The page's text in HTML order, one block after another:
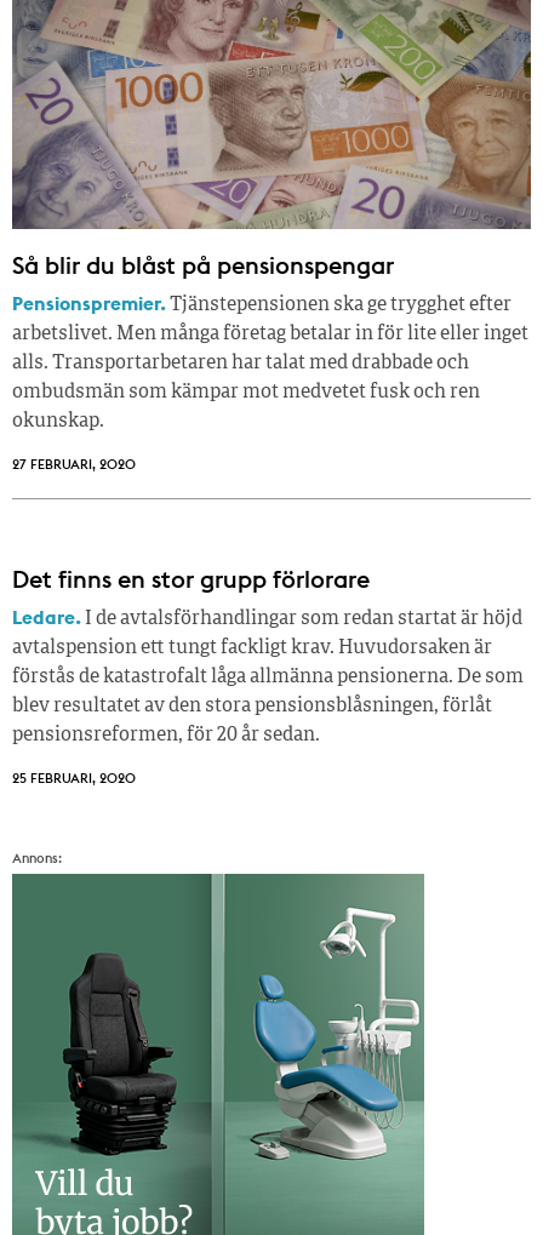
Så blir du blåst på pensionspengar
Pensionspremier.Tjänstepensionen ska ge trygghet efter
arbetslivet. Men många företag betalar in för lite eller inget
alls. Transportarbetaren har talat med drabbade och
ombudsmän som kämpar mot medvetet fusk och ren
okunskap.
27 FEBRUARI, 2020
Det finns en stor grupp förlorare
Ledare. I de avtalsförhandlingar som redan startat är höjd
avtalspension ett tungt fackligt krav. Huvudorsaken är
förstås de katastrofalt låga allmänna pensionerna. De som
blev resultatet av den stora pensionsblåsningen, förlåt
pensionsreformen, för 20 år sedan.
25 FEBRUARI, 2020
Annons: